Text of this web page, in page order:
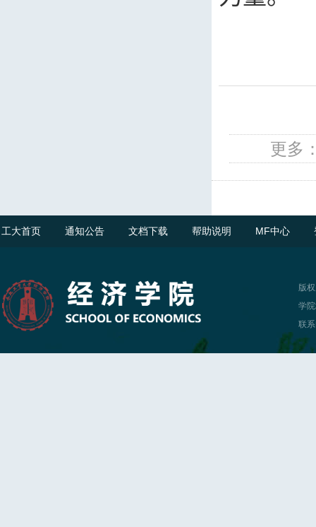
更多
工大首页 通知公告 文档下载 帮助说明 MF中心
版
学
联